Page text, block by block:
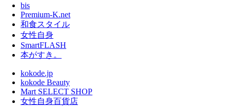
bis
Premium-K.net
和食スタイル
女性自身
SmartFLASH
本がすき。
kokode.jp
kokode Beauty
Mart SELECT SHOP
女性自身百貨店